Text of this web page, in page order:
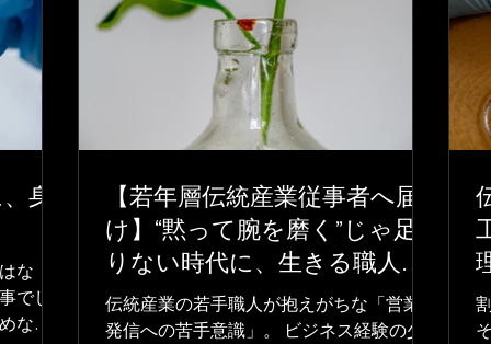
身
な
でし
な
【若年層伝統産業従事者へ届
け】“黙って腕を磨く”じゃ足
りない時代に、生きる職人と
して
伝統産業の若手職人が抱えがちな「営業や
発信への苦手意識」。 ビジネス経験の少
して侘び寂び